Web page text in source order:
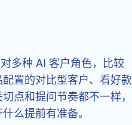
多种 AI 客户角色，比较
置的对比型客户、看好款
点和提问节奏都不一样，
么提前有准备。